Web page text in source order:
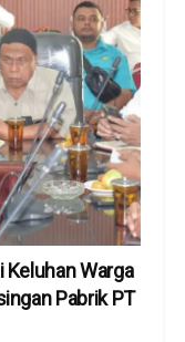
Keluhan Warga
Pabrik PT